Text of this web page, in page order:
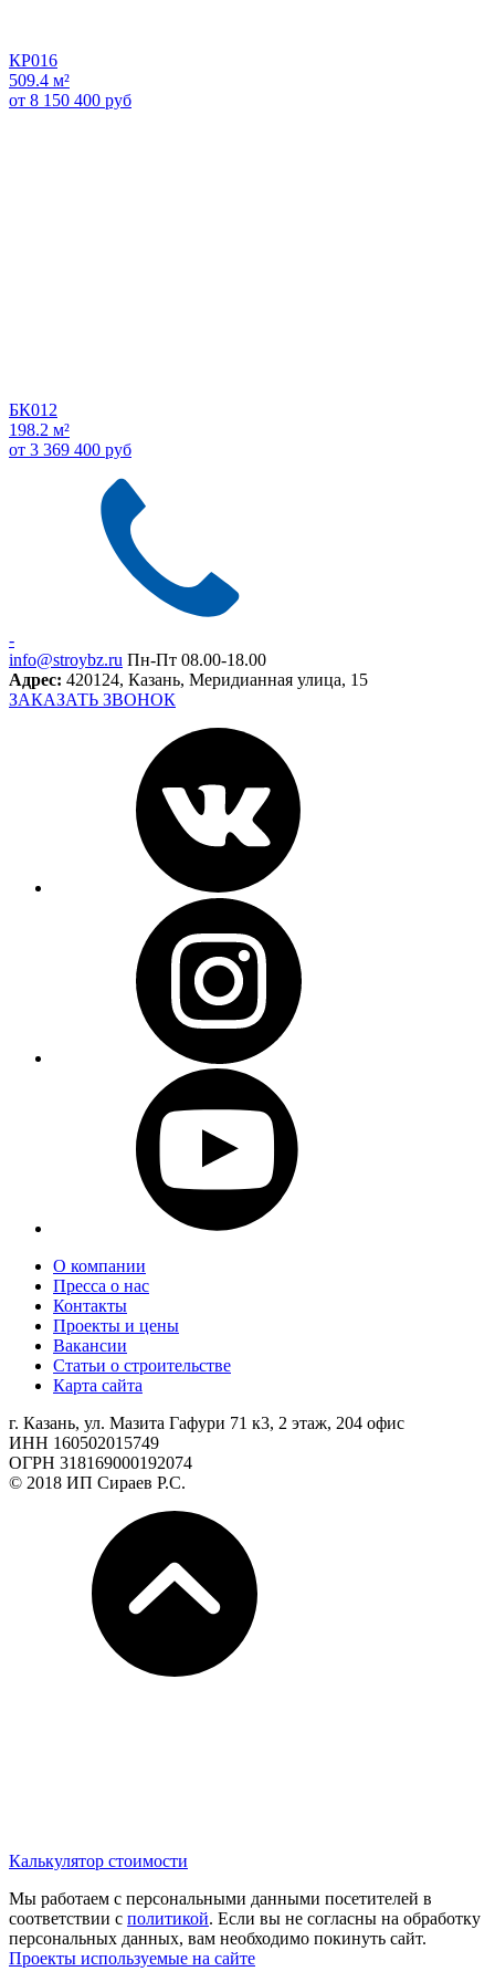
КР016
509.4 м²
от 8 150 400 руб
БК012
198.2 м²
от 3 369 400 руб
-
info@stroybz.ru Пн-Пт 08.00-18.00
Адрес: 420124, Казань, Меридианная улица, 15
ЗАКАЗАТЬ ЗВОНОК
О компании
Пресса о нас
Контакты
Проекты и цены
Вакансии
Статьи о строительстве
Карта сайта
г. Казань, ул. Мазита Гафури 71 к3, 2 этаж, 204 офис
ИНН 160502015749
ОГРН 318169000192074
© 2018 ИП Сираев Р.С.
Калькулятор стоимости
Мы работаем с персональными данными посетителей в
соответствии с политикой. Если вы не согласны на обработку
персональных данных, вам необходимо покинуть сайт.
Проекты используемые на сайте